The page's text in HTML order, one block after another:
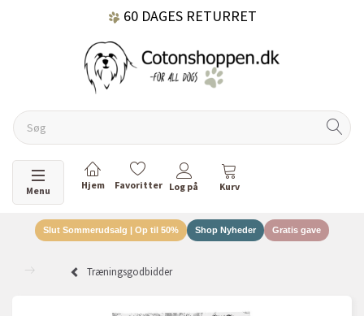
60 DAGES RETURRET
Skifte navigation
Menu
Slut Sommerudsalg | Op til 50% Shop Nyheder Gratis gave
Træningsgodbidder